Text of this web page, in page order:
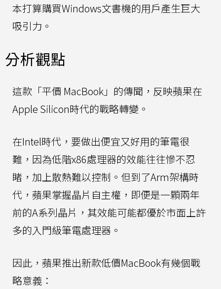
本打算購買Windows文書機的用戶產生巨大
吸引力。
分析觀點
這款「平價 MacBook」的傳聞，反映蘋果在
Apple Silicon時代的戰略轉變。
在Intel時代，要做出便宜又好用的筆電很
難，因為低階x86處理器的效能往往慘不忍
睹，加上散熱難以控制。但到了Arm架構時
代，蘋果掌握晶片自主權，即便是一顆兩年
前的A系列晶片，其效能可能都優於市面上許
多的入門級筆電處理器。
因此，蘋果推出新款低價MacBook有幾個戰
略意義：